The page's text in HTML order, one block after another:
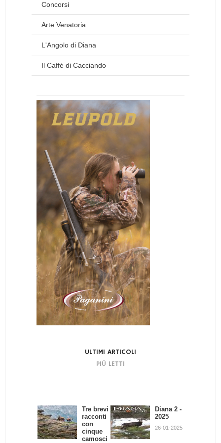
Concorsi
Arte Venatoria
L'Angolo di Diana
Il Caffè di Cacciando
ULTIMI ARTICOLI
PIÙ LETTI
Tre brevi
racconti
con
cinque
camosci
Diana 2 -
2025
26-01-2025
Bando di
Concors
o:
Scrivend
o e
La
dignità
Cacciator